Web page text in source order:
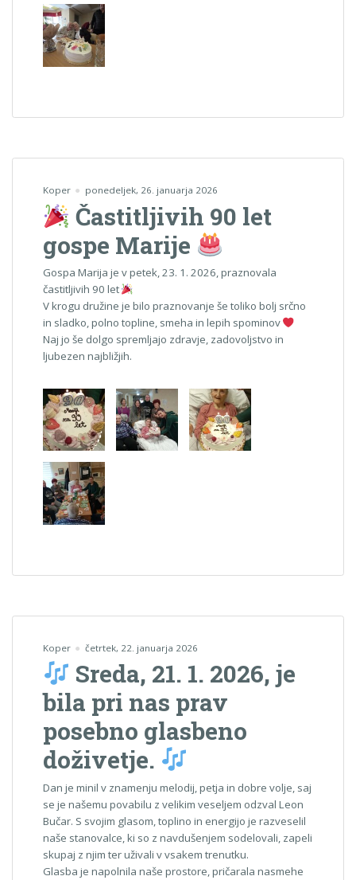
Koper ponedeljek, 26. januarja 2026
Častitljivih 90 let
gospe Marije
Gospa Marija je v petek, 23. 1. 2026, praznovala
častitljivih 90 let
V krogu družine je bilo praznovanje še toliko bolj srčno
in sladko, polno topline, smeha in lepih spominov
Naj jo še dolgo spremljajo zdravje, zadovoljstvo in
ljubezen najbližjih.
Koper četrtek, 22. januarja 2026
Sreda, 21. 1. 2026, je
bila pri nas prav
posebno glasbeno
doživetje.
Dan je minil v znamenju melodij, petja in dobre volje, saj
se je našemu povabilu z velikim veseljem odzval Leon
Bučar. S svojim glasom, toplino in energijo je razveselil
naše stanovalce, ki so z navdušenjem sodelovali, zapeli
skupaj z njim ter uživali v vsakem trenutku.
Glasba je napolnila naše prostore, pričarala nasmehe